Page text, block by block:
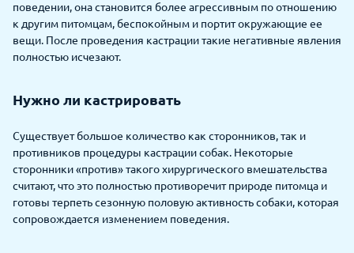
поведении, она становится более агрессивным по отношению
к другим питомцам, беспокойным и портит окружающие ее
вещи. После проведения кастрации такие негативные явления
полностью исчезают.
Нужно ли кастрировать
Существует большое количество как сторонников, так и
противников процедуры кастрации собак. Некоторые
сторонники «против» такого хирургического вмешательства
считают, что это полностью противоречит природе питомца и
готовы терпеть сезонную половую активность собаки, которая
сопровождается изменением поведения.